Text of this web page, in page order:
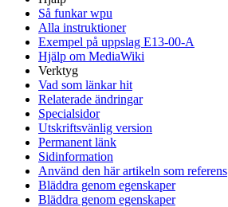
Så funkar wpu
Alla instruktioner
Exempel på uppslag E13-00-A
Hjälp om MediaWiki
Verktyg
Vad som länkar hit
Relaterade ändringar
Specialsidor
Utskriftsvänlig version
Permanent länk
Sidinformation
Använd den här artikeln som referens
Bläddra genom egenskaper
Bläddra genom egenskaper